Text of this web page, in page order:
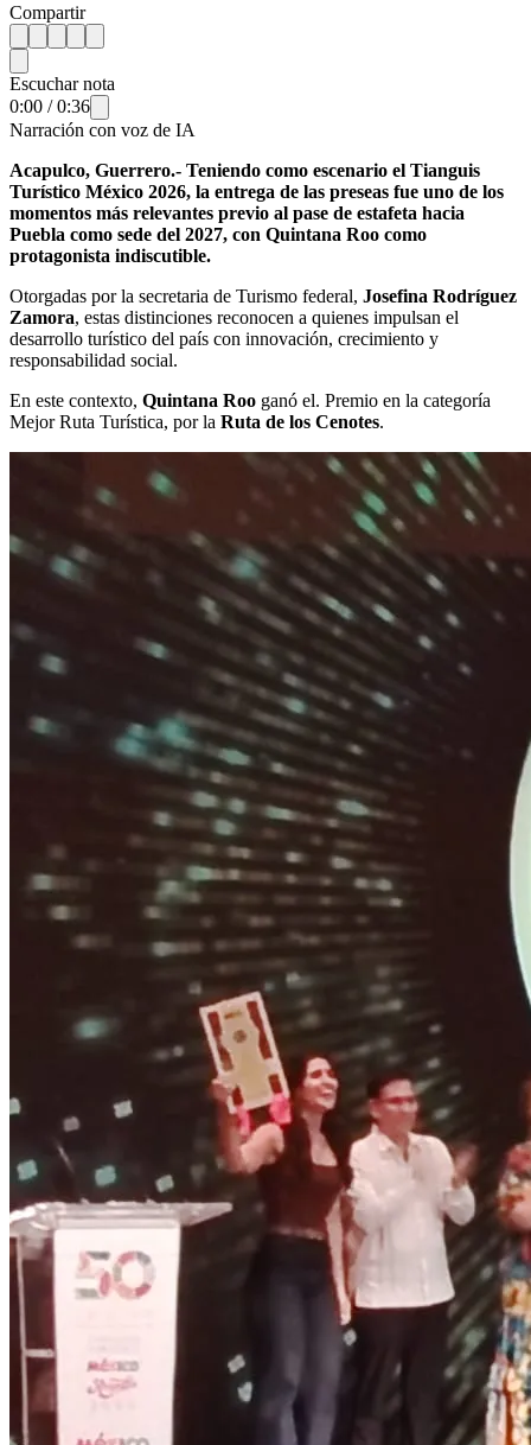
Compartir
Escuchar nota
0:00 /0:36
Narración con voz de IA
Acapulco, Guerrero.- Teniendo como escenario el Tianguis
Turístico México 2026, la entrega de las preseas fue uno de los
momentos más relevantes previo al pase de estafeta hacia
Puebla como sede del 2027, con Quintana Roo como
protagonista indiscutible.
Otorgadas por la secretaria de Turismo federal, Josefina Rodríguez
Zamora, estas distinciones reconocen a quienes impulsan el
desarrollo turístico del país con innovación, crecimiento y
responsabilidad social.
En este contexto, Quintana Roo ganó el. Premio en la categoría
Mejor Ruta Turística, por la Ruta de los Cenotes.